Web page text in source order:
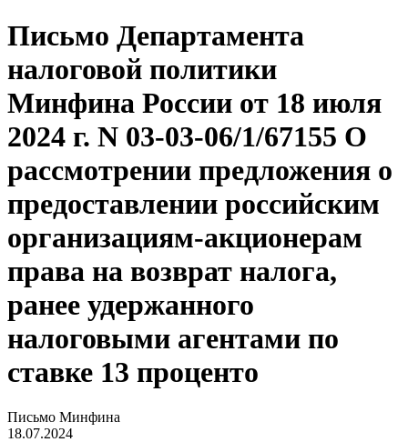
Письмо Департамента
налоговой политики
Минфина России от 18 июля
2024 г. N 03-03-06/1/67155 О
рассмотрении предложения о
предоставлении российским
организациям-акционерам
права на возврат налога,
ранее удержанного
налоговыми агентами по
ставке 13 проценто
Письмо Минфина
18.07.2024